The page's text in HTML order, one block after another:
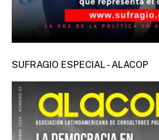
SUFRAGIO ESPECIAL - ALACOP